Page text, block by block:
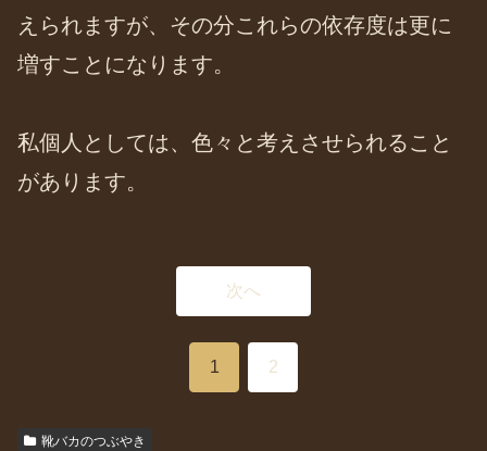
えられますが、その分これらの依存度は更に
増すことになります。
私個人としては、色々と考えさせられること
があります。
次へ
1 2
靴バカのつぶやき